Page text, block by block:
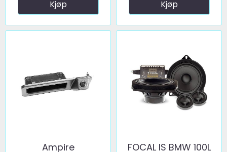
Kjøp Kjøp
Ampire FOCAL IS BMW 100L